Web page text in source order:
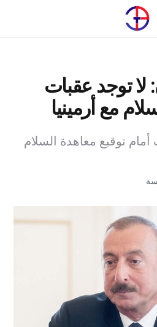
لا توجد عقبات
مع أرمينيا
توقيع معاهدة السلام